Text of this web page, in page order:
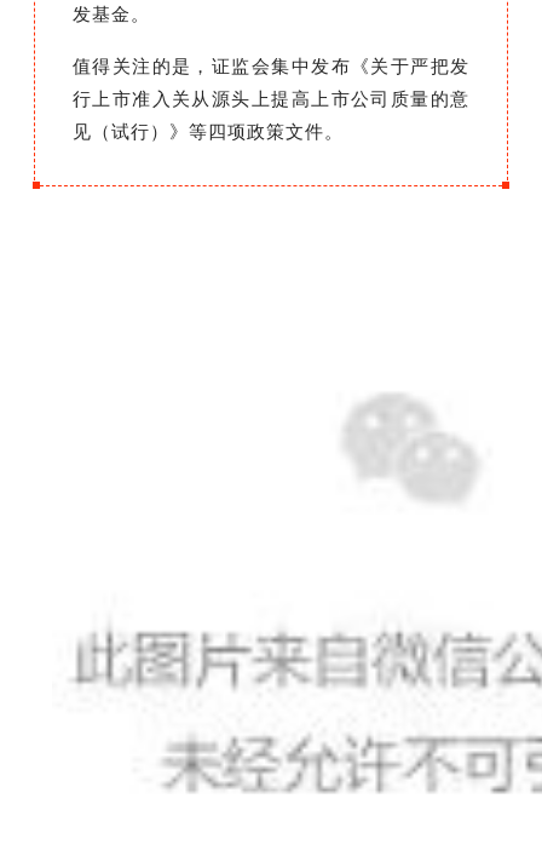
发基金。
值得关注的是，证监会集中发布《关于严把发
行上市准入关从源头上提高上市公司质量的意
见（试行）》等四项政策文件。